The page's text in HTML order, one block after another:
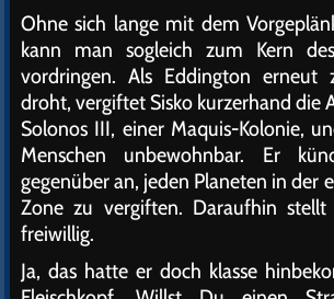
Ohne sich lange mit dem
kann man sogleich zum Kern
vordringen. Als Eddington erneut
droht, vergiftet Sisko kurzerhand die
Solonos III, einer Maquis-Kolonie,
Menschen unbewohnbar. Er
gegenüber an, jeden Planeten in der
Zone zu vergiften. Daraufhin stellt
freiwillig.
Ja, das hatte er doch klasse